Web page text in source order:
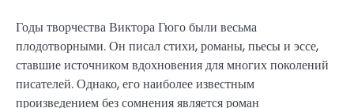
Годы творчества Виктора Гюго были весьма
плодотворными. Он писал стихи, романы, пьесы и эссе,
ставшие источником вдохновения для многих поколений
писателей. Однако, его наиболее известным
произведением без сомнения является роман